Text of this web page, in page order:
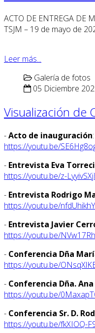
ACTO DE ENTREGA DE
TSJM – 19 de mayo de
Leer más...
Galería de fotos
05 Diciembre
Visualización de
-Acto de inauguración:
https://youtu.be/
- Entrevista Eva
https://youtu.be/z-
- Entrevista Rodrigo
https://youtu.be/
- Entrevista Javier
https://youtu.be/
- Conferencia Dña
https://youtu.be/
- Conferencia Dña.
https://youtu.be/
- Conferencia Sr. D.
https://youtu.be/fkXIOQ-